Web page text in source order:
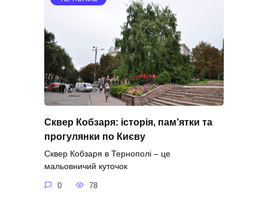
Сквер Кобзаря: історія, пам’ятки та
прогулянки по Києву
Сквер Кобзаря в Тернополі – це
мальовничий куточок
0 78